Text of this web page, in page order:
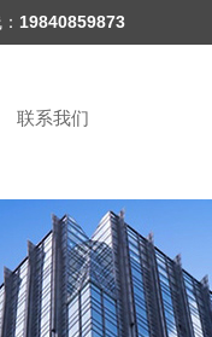
19840859873
联系我们